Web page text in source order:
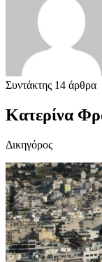
Συντάκτης 14 άρθρα
Κατερίνα
Δικηγόρος